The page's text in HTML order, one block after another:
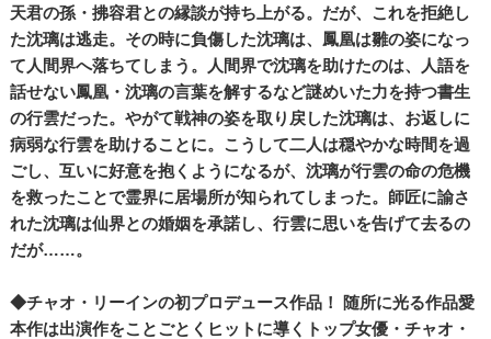
天君の孫・拂容君との縁談が持ち上がる。だが、これを拒絶し
た沈璃は逃走。その時に負傷した沈璃は、鳳凰は雛の姿になっ
て人間界へ落ちてしまう。人間界で沈璃を助けたのは、人語を
話せない鳳凰・沈璃の言葉を解するなど謎めいた力を持つ書生
の行雲だった。やがて戦神の姿を取り戻した沈璃は、お返しに
病弱な行雲を助けることに。こうして二人は穏やかな時間を過
ごし、互いに好意を抱くようになるが、沈璃が行雲の命の危機
を救ったことで霊界に居場所が知られてしまった。師匠に諭さ
れた沈璃は仙界との婚姻を承諾し、行雲に思いを告げて去るの
だが……。
◆チャオ・リーインの初プロデュース作品！ 随所に光る作品愛
本作は出演作をことごとくヒットに導くトップ女優・チャオ・